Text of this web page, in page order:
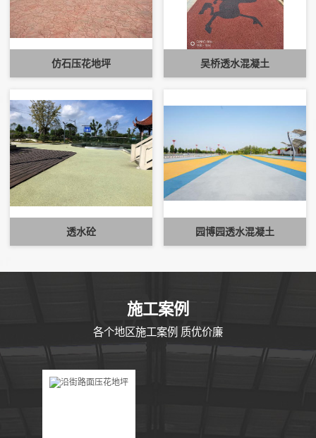
仿石压花地坪 吴桥透水混凝土
透水砼 园博园透水混凝土
CASE
施工案例
各个地区施工案例 质优价廉